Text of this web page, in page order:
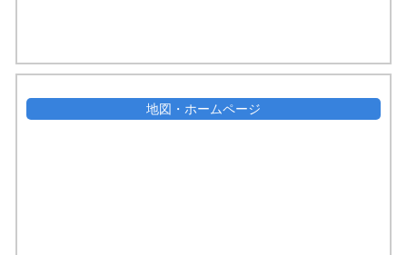
地図・ホームページ